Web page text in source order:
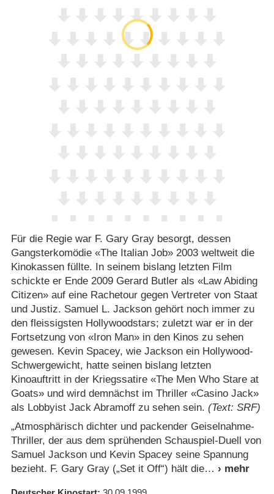
Für die Regie war F. Gary Gray besorgt, dessen
Gangsterkomödie «The Italian Job» 2003 weltweit die
Kinokassen füllte. In seinem bislang letzten Film
schickte er Ende 2009 Gerard Butler als «Law Abiding
Citizen» auf eine Rachetour gegen Vertreter von Staat
und Justiz. Samuel L. Jackson gehört noch immer zu
den fleissigsten Hollywoodstars; zuletzt war er in der
Fortsetzung von «Iron Man» in den Kinos zu sehen
gewesen. Kevin Spacey, wie Jackson ein Hollywood-
Schwergewicht, hatte seinen bislang letzten
Kinoauftritt in der Kriegssatire «The Men Who Stare at
Goats» und wird demnächst im Thriller «Casino Jack»
als Lobbyist Jack Abramoff zu sehen sein. (Text: SRF)
„Atmosphärisch dichter und packender Geiselnahme-
Thriller, der aus dem sprühenden Schauspiel-Duell von
Samuel Jackson und Kevin Spacey seine Spannung
bezieht. F. Gary Gray („Set it Off“) hält die